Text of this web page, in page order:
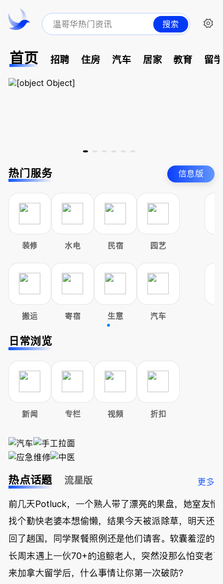
搜索
首页 招聘 住房 汽车 居家 教育 留
热门服务 信息版
装修 水电 民宿 园艺
搬运 寄宿 生意 汽车
日常浏览
新闻 专栏 视频 折扣
热点话题 流星版 更多
前几天Potluck，一个熟人带了漂亮的果盘，她室友悄
找个勤快老婆本想偷懒，结果今天被派除草，明天还
回了趟国，同学聚餐照例还是他们请客。软囊羞涩的
长周末遇上一伙70+的追鲸老人，突然没那么怕变老了
来加拿大留学后，什么事情让你第一次破防？